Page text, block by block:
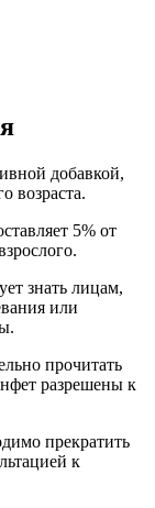
добавкой,
возраста.
5% от
знать лицам,
или
прочитать
разрешены к
прекратить
к